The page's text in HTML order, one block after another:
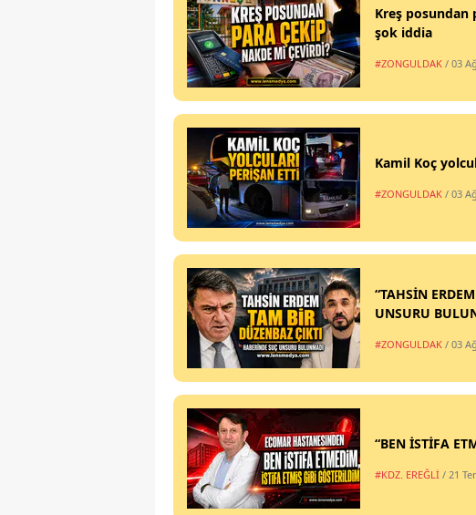
Kreş posundan
şok iddia
#ZONGULDAK / 03
Kamil Koç
#ZONGULDAK / 03
“TAHSİN
UNSURU
#ZONGULDAK / 03
“BEN İSTİFA
#KDZ. EREĞLİ / 21